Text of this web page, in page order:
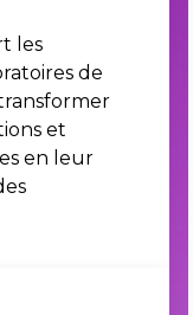
les
de
et
en leur